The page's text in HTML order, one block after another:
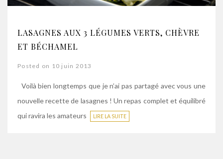
LASAGNES AUX 3 LÉGUMES VERTS, CHÈVRE
ET BÉCHAMEL
Posted on 10 juin 2013
Voilà bien longtemps que je n’ai pas partagé avec vous une
nouvelle recette de lasagnes ! Un repas complet et équilibré
qui ravira les amateurs
LIRE LA SUITE